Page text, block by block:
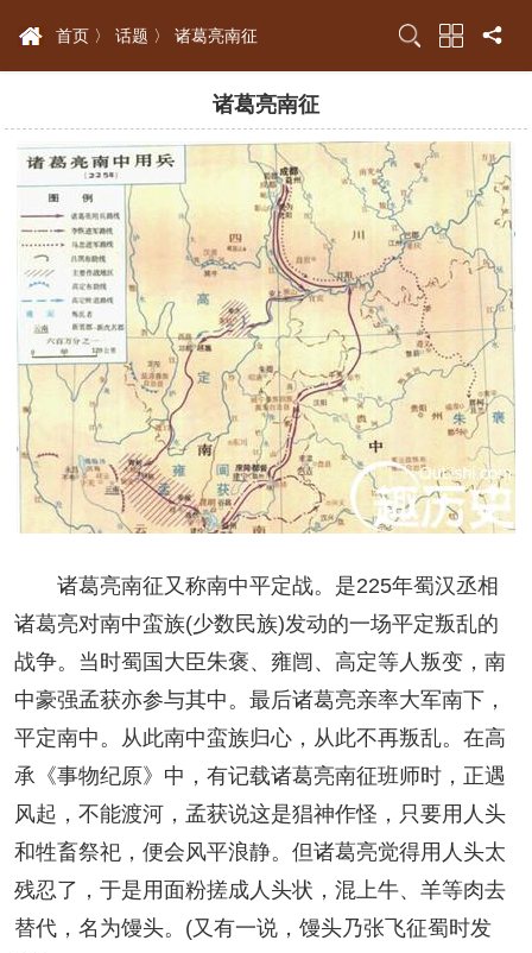
首页 〉 话题 〉 诸葛亮南征
诸葛亮南征
诸葛亮南征又称南中平定战。是225年蜀汉丞相
诸葛亮对南中蛮族(少数民族)发动的一场平定叛乱的
战争。当时蜀国大臣朱褒、雍闿、高定等人叛变，南
中豪强孟获亦参与其中。最后诸葛亮亲率大军南下，
平定南中。从此南中蛮族归心，从此不再叛乱。在高
承《事物纪原》中，有记载诸葛亮南征班师时，正遇
风起，不能渡河，孟获说这是猖神作怪，只要用人头
和牲畜祭祀，便会风平浪静。但诸葛亮觉得用人头太
残忍了，于是用面粉搓成人头状，混上牛、羊等肉去
替代，名为馒头。(又有一说，馒头乃张飞征蜀时发